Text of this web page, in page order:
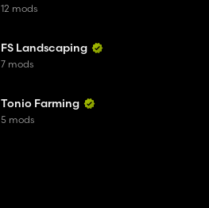
12 mods
FS Landscaping
7 mods
Tonio Farming
5 mods